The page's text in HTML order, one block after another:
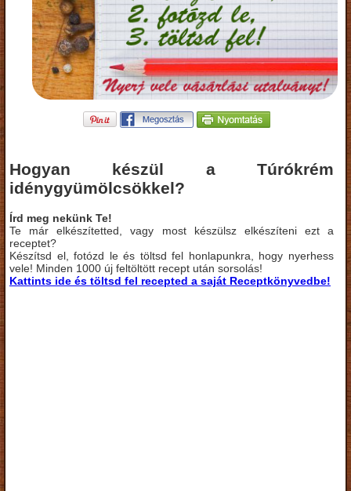
Hogyan készül a Túrókrém
idénygyümölcsökkel?
Írd meg nekünk Te!
Te már elkészítetted, vagy most készülsz elkészíteni ezt a
receptet?
Készítsd el, fotózd le és töltsd fel honlapunkra, hogy nyerhess
vele! Minden 1000 új feltöltött recept után sorsolás!
Kattints ide és töltsd fel recepted a saját Receptkönyvedbe!